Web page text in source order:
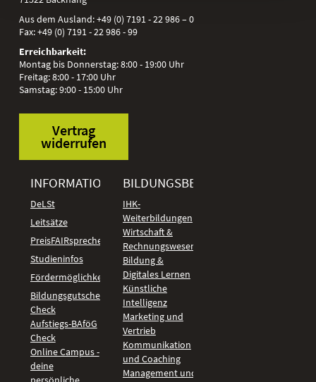
Aus dem Ausland:+49 (0) 7191 - 22 986 – 0
Fax:+49 (0) 7191 - 22 986 - 99
Erreichbarkeit:
Montag bis Donnerstag: 8:00 - 19:00 Uhr
Freitag: 8:00 - 17:00 Uhr
Samstag: 9:00 - 15:00 Uhr
Vertrag
widerrufen
INFORMATIONEN
DeLSt
Leitsätze
PreisFAIRsprechen
Studieninfos
Fördermöglichkeiten
Bildungsgutschein
Check
Aufstiegs-BAföG
Check
Online Campus -
deine
BILDUNGSBEREICHE
IHK-
Weiterbildungen
Wirtschaft &
Rechnungswesen
Bildung &
Digitales Lernen
Künstliche
Intelligenz
Marketing und
Vertrieb
Kommunikation
und Coaching
Management und